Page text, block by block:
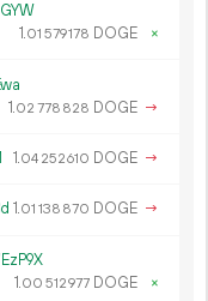
1.01 579178 DOGE ×
1.02 778 828 DOGE →
1.04 252610 DOGE →
1.01 138 870 DOGE →
1.00 512977 DOGE ×